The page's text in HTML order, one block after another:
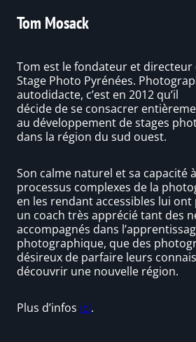
Tom Mosack
Tom est le fondateur et directeur
Stage Photo Pyrénées.
autodidacte, c’est en 2012 qu’il
décide de se consacrer
au développement de stages
dans la région du sud ouest.
Son calme naturel et sa capacité
processus complexes de la
en les rendant accessibles lui
un coach très apprécié tant des
accompagnés dans
photographique, que des
désireux de parfaire leurs
découvrir une nouvelle région.
Plus d’infos ici.